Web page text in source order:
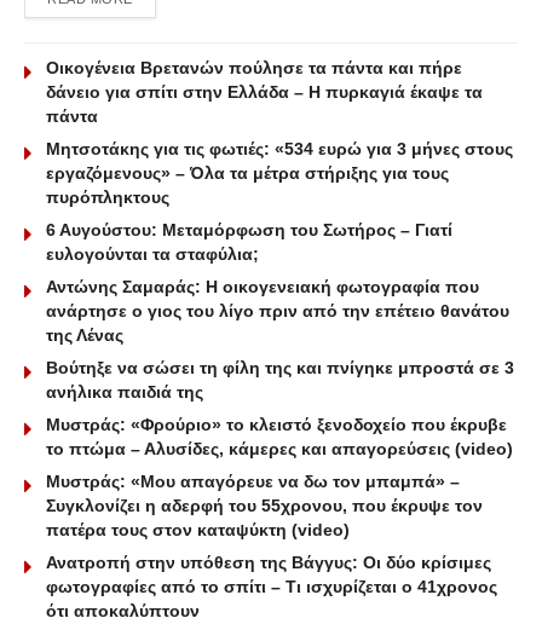
Οικογένεια Βρετανών πούλησε τα πάντα και πήρε
δάνειο για σπίτι στην Ελλάδα – Η πυρκαγιά έκαψε τα
πάντα
Μητσοτάκης για τις φωτιές: «534 ευρώ για 3 μήνες στους
εργαζόμενους» – Όλα τα μέτρα στήριξης για τους
πυρόπληκτους
6 Αυγούστου: Μεταμόρφωση του Σωτήρος – Γιατί
ευλογούνται τα σταφύλια;
Αντώνης Σαμαράς: Η οικογενειακή φωτογραφία που
ανάρτησε ο γιος του λίγο πριν από την επέτειο θανάτου
της Λένας
Βούτηξε να σώσει τη φίλη της και πνίγηκε μπροστά σε 3
ανήλικα παιδιά της
Μυστράς: «Φρούριο» το κλειστό ξενοδοχείο που έκρυβε
το πτώμα – Αλυσίδες, κάμερες και απαγορεύσεις (video)
Μυστράς: «Μου απαγόρευε να δω τον μπαμπά» –
Συγκλονίζει η αδερφή του 55χρονου, που έκρυψε τον
πατέρα τους στον καταψύκτη (video)
Ανατροπή στην υπόθεση της Βάγγυς: Οι δύο κρίσιμες
φωτογραφίες από το σπίτι – Τι ισχυρίζεται ο 41χρονος
ότι αποκαλύπτουν